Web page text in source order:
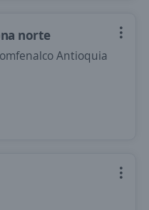
norte
Antioquia